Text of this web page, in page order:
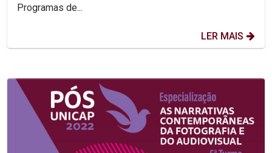
Programas de...
LER MAIS